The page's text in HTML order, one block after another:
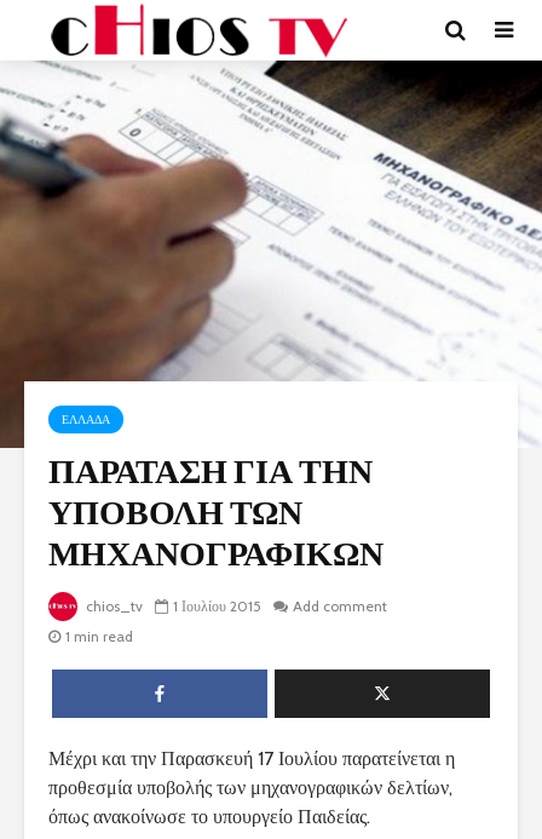
ΕΛΛΑΔΑ
ΠΑΡΑΤΑΣΗ ΓΙΑ ΤΗΝ
ΥΠΟΒΟΛΗ ΤΩΝ
ΜΗΧΑΝΟΓΡΑΦΙΚΩΝ
chios_tv 1 Ιουλίου 2015
Add comment
1 min read
Μέχρι και την Παρασκευή 17 Ιουλίου παρατείνεται η
προθεσμία υποβολής των μηχανογραφικών δελτίων,
όπως ανακοίνωσε το υπουργείο Παιδείας.